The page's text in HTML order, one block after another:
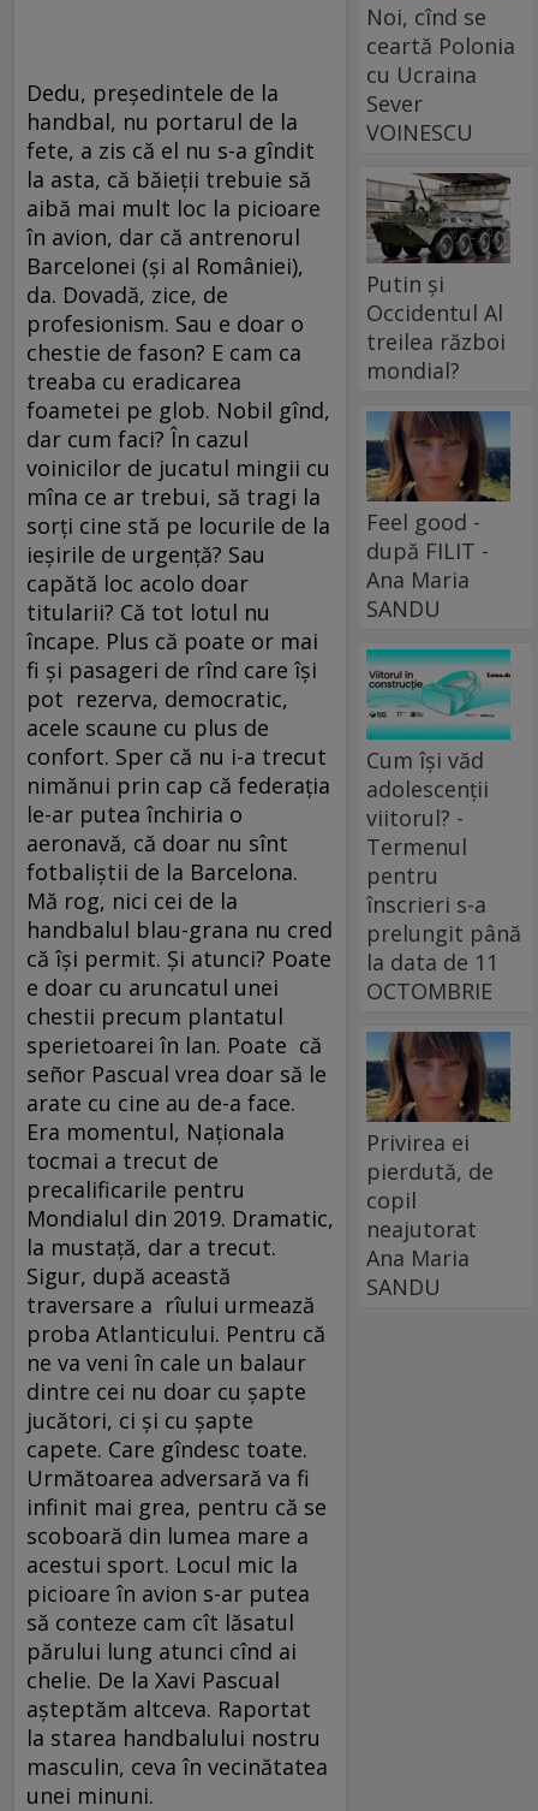
Dedu, președintele de la
handbal, nu portarul de la
fete, a zis că el nu s-a gîndit
la asta, că băieții trebuie să
aibă mai mult loc la picioare
în avion, dar că antrenorul
Barcelonei (și al României),
da. Dovadă, zice, de
profesionism. Sau e doar o
chestie de fason? E cam ca
treaba cu eradicarea
foametei pe glob. Nobil gînd,
dar cum faci? În cazul
voinicilor de jucatul mingii cu
mîna ce ar trebui, să tragi la
sorți cine stă pe locurile de la
ieșirile de urgență? Sau
capătă loc acolo doar
titularii? Că tot lotul nu
încape. Plus că poate or mai
fi și pasageri de rînd care își
pot rezerva, democratic,
acele scaune cu plus de
confort. Sper că nu i-a trecut
nimănui prin cap că federația
le-ar putea închiria o
aeronavă, că doar nu sînt
fotbaliștii de la Barcelona.
Mă rog, nici cei de la
handbalul blau-grana nu cred
că își permit. Și atunci? Poate
e doar cu aruncatul unei
chestii precum plantatul
sperietoarei în lan. Poate că
señor Pascual vrea doar să le
arate cu cine au de-a face.
Era momentul, Naționala
tocmai a trecut de
precalificarile pentru
Mondialul din 2019. Dramatic,
la mustață, dar a trecut.
Sigur, după această
traversare a rîului urmează
proba Atlanticului. Pentru că
ne va veni în cale un balaur
dintre cei nu doar cu șapte
jucători, ci și cu șapte
capete. Care gîndesc toate.
Următoarea adversară va fi
infinit mai grea, pentru că se
scoboară din lumea mare a
acestui sport. Locul mic la
picioare în avion s-ar putea
să conteze cam cît lăsatul
părului lung atunci cînd ai
chelie. De la Xavi Pascual
așteptăm altceva. Raportat
la starea handbalului nostru
masculin, ceva în vecinătatea
unei minuni.
Noi, cînd se
ceartă Polonia
cu Ucraina
Sever
VOINESCU
Putin și
Occidentul Al
treilea război
mondial?
Feel good -
după FILIT -
Ana Maria
SANDU
Cum își văd
adolescenții
viitorul? -
Termenul
pentru
înscrieri s-a
prelungit până
la data de 11
OCTOMBRIE
Privirea ei
pierdută, de
copil
neajutorat
Ana Maria
SANDU